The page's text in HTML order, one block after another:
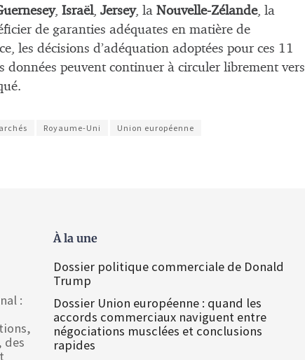
, Israël, Jersey, la Nouvelle-Zélande, la
de garanties adéquates en matière de
les décisions d’adéquation adoptées pour ces 11
données peuvent continuer à circuler librement vers
Royaume-Uni Union européenne
:
des
À la une
Dossier politique commerciale de Donald
Trump
Dossier Union européenne : quand les
accords commerciaux naviguent entre
négociations musclées et conclusions
rapides